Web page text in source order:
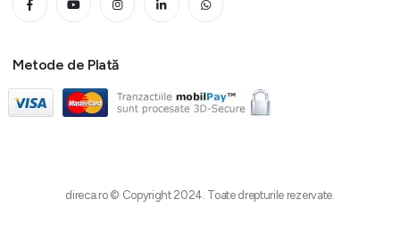
Metode de Plată
direca.ro © Copyright 2024. Toate drepturile rezervate.